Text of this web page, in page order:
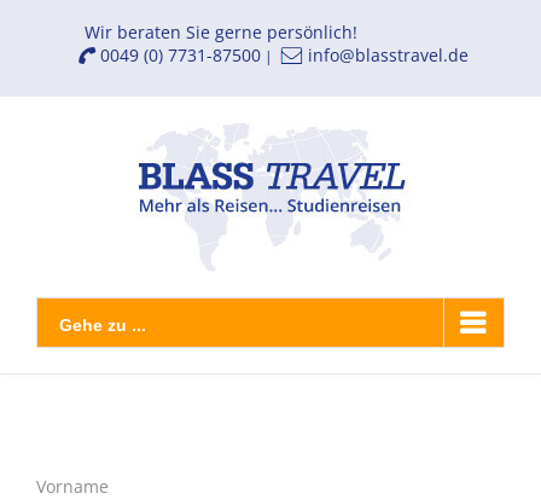
Wir beraten Sie gerne persönlich!
0049 (0) 7731-87500 | info@blasstravel.de
Gehe zu ...
Vorname